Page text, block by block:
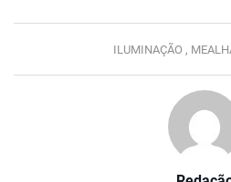
ILUMINAÇÃO ,